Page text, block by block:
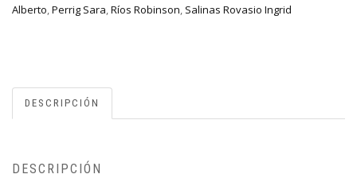
Alberto,Perrig Sara,Ríos Robinson, Salinas Rovasio Ingrid
DESCRIPCIÓN
DESCRIPCIÓN